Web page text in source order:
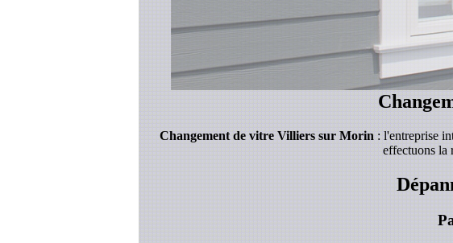
Changement de vitre Villiers sur Morin: l'entreprise
effectuons la